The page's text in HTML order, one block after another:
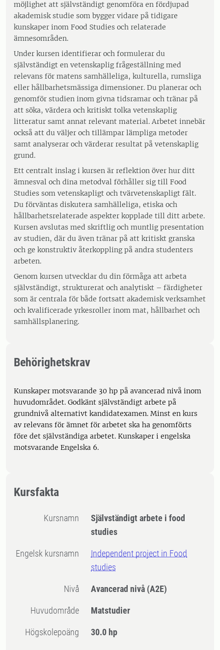
möjlighet att självständigt genomföra en fördjupad
akademisk studie som bygger vidare på tidigare
kunskaper inom Food Studies och relaterade
ämnesområden.
Under kursen identifierar och formulerar du
självständigt en vetenskaplig frågeställning med
relevans för matens samhälleliga, kulturella, rumsliga
eller hållbarhetsmässiga dimensioner. Du planerar och
genomför studien inom givna tidsramar och tränar på
att söka, värdera och kritiskt tolka vetenskaplig
litteratur samt annat relevant material. Arbetet innebär
också att du väljer och tillämpar lämpliga metoder
samt analyserar och värderar resultat på vetenskaplig
grund.
Ett centralt inslag i kursen är reflektion över hur ditt
ämnesval och dina metodval förhåller sig till Food
Studies som vetenskapligt och tvärvetenskapligt fält.
Du förväntas diskutera samhälleliga, etiska och
hållbarhetsrelaterade aspekter kopplade till ditt arbete.
Kursen avslutas med skriftlig och muntlig presentation
av studien, där du även tränar på att kritiskt granska
och ge konstruktiv återkoppling på andra studenters
arbeten.
Genom kursen utvecklar du din förmåga att arbeta
självständigt, strukturerat och analytiskt – färdigheter
som är centrala för både fortsatt akademisk verksamhet
och kvalificerade yrkesroller inom mat, hållbarhet och
samhällsplanering.
Behörighetskrav
Kunskaper motsvarande 30 hp på avancerad nivå inom
huvudområdet. Godkänt självständigt arbete på
grundnivå alternativt kandidatexamen. Minst en kurs
av relevans för ämnet för arbetet ska ha genomförts
före det självständiga arbetet. Kunskaper i engelska
motsvarande Engelska 6.
Kursfakta
Kursnamn
Självständigt arbete i food
studies
Engelsk kursnamn
Independent project in Food
studies
Nivå Avancerad nivå (A2E)
Huvudområde Matstudier
högskolepoäng 30.0 hp